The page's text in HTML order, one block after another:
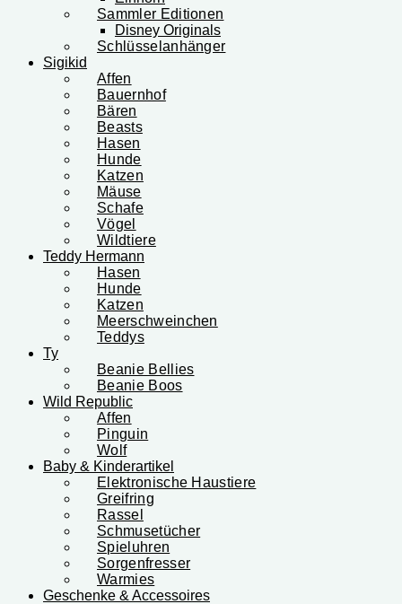
Sammler Editionen
Disney Originals
Schlüsselanhänger
Sigikid
Affen
Bauernhof
Bären
Beasts
Hasen
Hunde
Katzen
Mäuse
Schafe
Vögel
Wildtiere
Teddy Hermann
Hasen
Hunde
Katzen
Meerschweinchen
Teddys
Ty
Beanie Bellies
Beanie Boos
Wild Republic
Affen
Pinguin
Wolf
Baby & Kinderartikel
Elektronische Haustiere
Greifring
Rassel
Schmusetücher
Spieluhren
Sorgenfresser
Warmies
Geschenke & Accessoires